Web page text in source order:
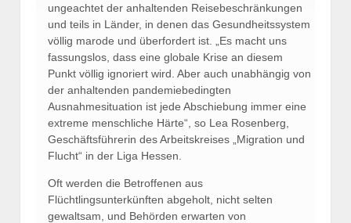
ungeachtet der anhaltenden Reisebeschränkungen
und teils in Länder, in denen das Gesundheitssystem
völlig marode und überfordert ist. „Es macht uns
fassungslos, dass eine globale Krise an diesem
Punkt völlig ignoriert wird. Aber auch unabhängig von
der anhaltenden pandemiebedingten
Ausnahmesituation ist jede Abschiebung immer eine
extreme menschliche Härte“, so Lea Rosenberg,
Geschäftsführerin des Arbeitskreises „Migration und
Flucht“ in der Liga Hessen.
Oft werden die Betroffenen aus
Flüchtlingsunterkünften abgeholt, nicht selten
gewaltsam, und Behörden erwarten von